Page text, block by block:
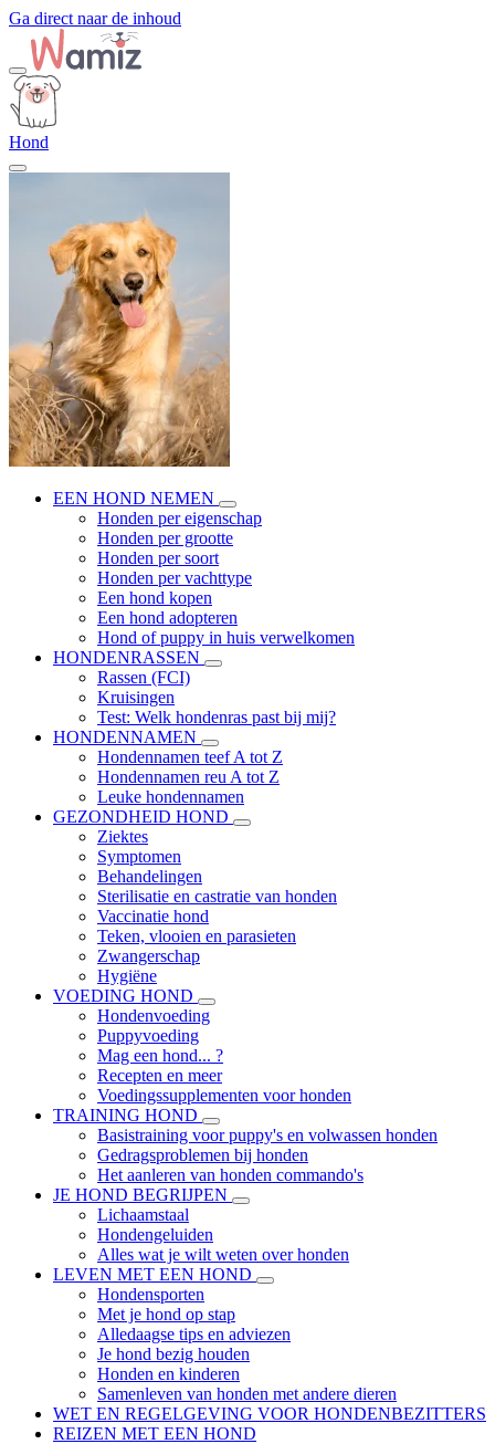
Ga direct naar de inhoud
Hond
EEN HOND NEMEN
Honden per eigenschap
Honden per grootte
Honden per soort
Honden per vachttype
Een hond kopen
Een hond adopteren
Hond of puppy in huis verwelkomen
HONDENRASSEN
Rassen (FCI)
Kruisingen
Test: Welk hondenras past bij mij?
HONDENNAMEN
Hondennamen teef A tot Z
Hondennamen reu A tot Z
Leuke hondennamen
GEZONDHEID HOND
Ziektes
Symptomen
Behandelingen
Sterilisatie en castratie van honden
Vaccinatie hond
Teken, vlooien en parasieten
Zwangerschap
Hygiëne
VOEDING HOND
Hondenvoeding
Puppyvoeding
Mag een hond... ?
Recepten en meer
Voedingssupplementen voor honden
TRAINING HOND
Basistraining voor puppy's en volwassen honden
Gedragsproblemen bij honden
Het aanleren van honden commando's
JE HOND BEGRIJPEN
Lichaamstaal
Hondengeluiden
Alles wat je wilt weten over honden
LEVEN MET EEN HOND
Hondensporten
Met je hond op stap
Alledaagse tips en adviezen
Je hond bezig houden
Honden en kinderen
Samenleven van honden met andere dieren
WET EN REGELGEVING VOOR HONDENBEZITTERS
REIZEN MET EEN HOND